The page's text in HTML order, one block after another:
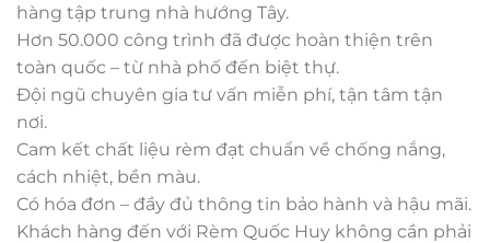
hàng tập trung nhà hướng Tây.
Hơn 50.000 công trình đã được hoàn thiện trên
toàn quốc – từ nhà phố đến biệt thự.
Đội ngũ chuyên gia tư vấn miễn phí, tận tâm tận
nơi.
Cam kết chất liệu rèm đạt chuẩn về chống nắng,
cách nhiệt, bền màu.
Có hóa đơn – đầy đủ thông tin bảo hành và hậu mãi.
Khách hàng đến với Rèm Quốc Huy không cần phải